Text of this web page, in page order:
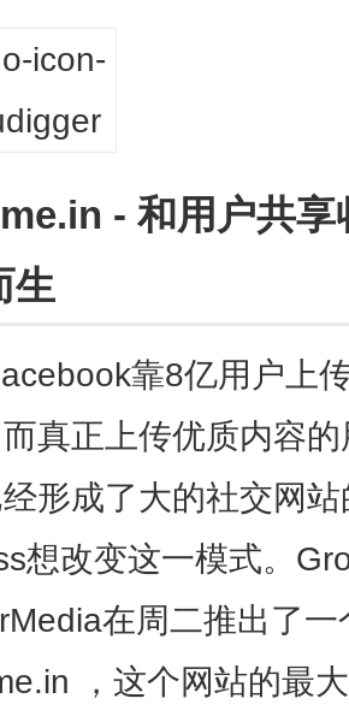
- 和用户共
生
靠8亿用户上
真正上传优质内容
形成了大的社交网
想改变这一模式。
在周二推出了
，这个网站的最